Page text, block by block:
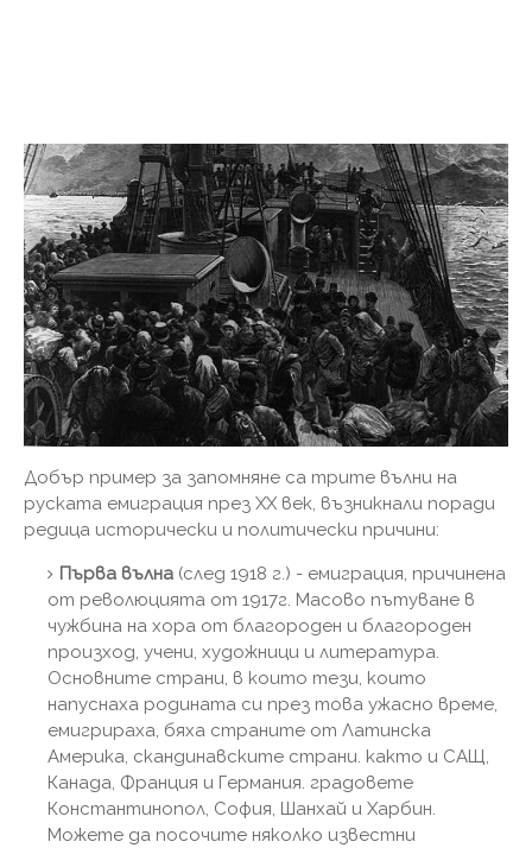
Добър пример за запомняне са трите вълни на
руската емиграция през ХХ век, възникнали поради
редица исторически и политически причини:
Първа вълна (след 1918 г.) - емиграция, причинена
от революцията от 1917г. Масово пътуване в
чужбина на хора от благороден и благороден
произход, учени, художници и литература.
Основните страни, в които тези, които
напуснаха родината си през това ужасно време,
емигрираха, бяха страните от Латинска
Америка, скандинавските страни. както и САЩ,
Канада, Франция и Германия. градовете
Константинопол, София, Шанхай и Харбин.
Можете да посочите няколко известни